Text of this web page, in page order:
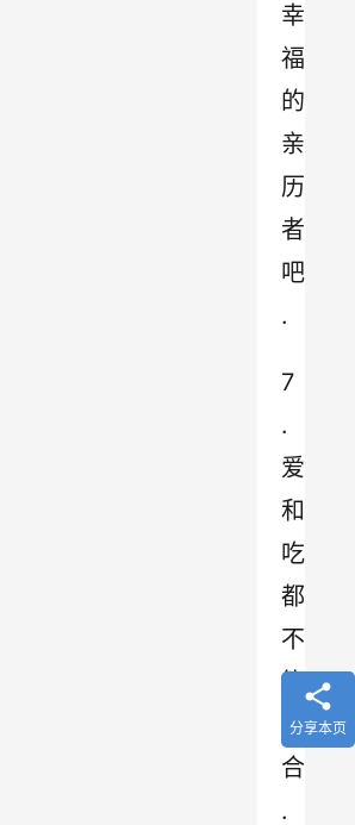
幸
福
的
亲
历
者
吧
.
7
.
爱
和
吃
都
不
能
凑
合
.
分享本页